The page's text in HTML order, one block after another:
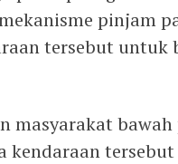
pinjam
tersebut untuk
masyarakat
kendaraan